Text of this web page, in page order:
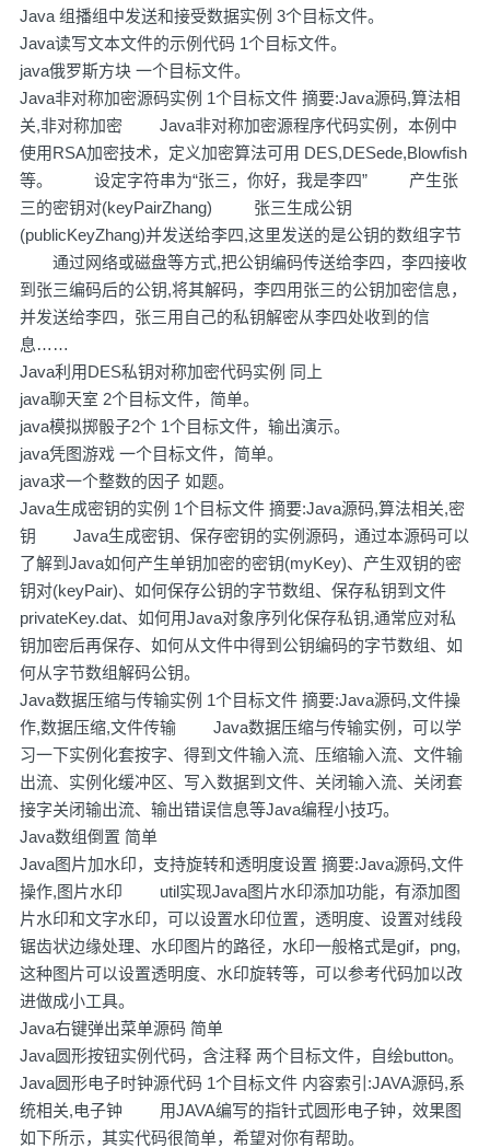
Java 组播组中发送和接受数据实例 3个目标文件。
Java读写文本文件的示例代码 1个目标文件。
java俄罗斯方块 一个目标文件。
Java非对称加密源码实例 1个目标文件 摘要:Java源码,算法相
关,非对称加密 Java非对称加密源程序代码实例，本例中
使用RSA加密技术，定义加密算法可用 DES,DESede,Blowfish
等。 设定字符串为“张三，你好，我是李四” 产生张
三的密钥对(keyPairZhang) 张三生成公钥
(publicKeyZhang)并发送给李四,这里发送的是公钥的数组字节
通过网络或磁盘等方式,把公钥编码传送给李四，李四接收
到张三编码后的公钥,将其解码，李四用张三的公钥加密信息，
并发送给李四，张三用自己的私钥解密从李四处收到的信
息……
Java利用DES私钥对称加密代码实例 同上
java聊天室 2个目标文件，简单。
java模拟掷骰子2个 1个目标文件，输出演示。
java凭图游戏 一个目标文件，简单。
java求一个整数的因子 如题。
Java生成密钥的实例 1个目标文件 摘要:Java源码,算法相关,密
钥 Java生成密钥、保存密钥的实例源码，通过本源码可以
了解到Java如何产生单钥加密的密钥(myKey)、产生双钥的密
钥对(keyPair)、如何保存公钥的字节数组、保存私钥到文件
privateKey.dat、如何用Java对象序列化保存私钥,通常应对私
钥加密后再保存、如何从文件中得到公钥编码的字节数组、如
何从字节数组解码公钥。
Java数据压缩与传输实例 1个目标文件 摘要:Java源码,文件操
作,数据压缩,文件传输 Java数据压缩与传输实例，可以学
习一下实例化套按字、得到文件输入流、压缩输入流、文件输
出流、实例化缓冲区、写入数据到文件、关闭输入流、关闭套
接字关闭输出流、输出错误信息等Java编程小技巧。
Java数组倒置 简单
Java图片加水印，支持旋转和透明度设置 摘要:Java源码,文件
操作,图片水印 util实现Java图片水印添加功能，有添加图
片水印和文字水印，可以设置水印位置，透明度、设置对线段
锯齿状边缘处理、水印图片的路径，水印一般格式是gif，png,
这种图片可以设置透明度、水印旋转等，可以参考代码加以改
进做成小工具。
Java右键弹出菜单源码 简单
Java圆形按钮实例代码，含注释 两个目标文件，自绘button。
Java圆形电子时钟源代码 1个目标文件 内容索引:JAVA源码,系
统相关,电子钟 用JAVA编写的指针式圆形电子钟，效果图
如下所示，其实代码很简单，希望对你有帮助。